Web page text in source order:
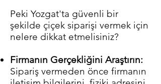
Peki Yozgat'ta güvenli bir
şekilde çiçek siparişi vermek için
nelere dikkat etmelisiniz?
Firmanın Gerçekliğini Araştırın:
Sipariş vermeden önce firmanın